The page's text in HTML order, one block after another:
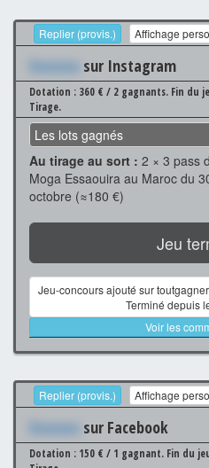
Replier (provis.) Affichage
Xxxxxxx sur Instagram
Dotation : 360 € / 2 gagnants. Fin du
Tirage.
Les lots gagnés
Au tirage au sort : 2 × 3 pass
Moga Essaouira au Maroc du
octobre (≈180 €)
Jeu
Jeu-concours ajouté sur
Terminé depuis
Voir les
Replier (provis.) Affichage
Xxxxxxx sur Facebook
Dotation : 150 € / 1 gagnant. Fin du